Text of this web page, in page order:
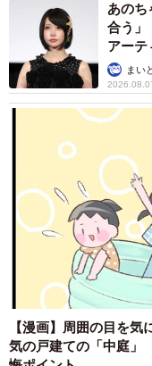
あのち
合う」
アー
まい
【漫画】周囲の目を
気の戸建ての「中庭